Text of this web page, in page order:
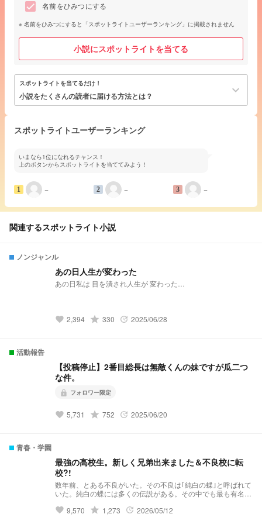
名前をひみつにする
名前をひみつにすると「スポットライトユーザーランキング」に掲載されません
小説にスポットライトを当てる
スポットライトを当てるだけ！
小説をたくさんの読者に届ける方法とは？ keyboard_arrow_down
スポットライトユーザーランキング
いまなら1位になれるチャンス！
上のボタンからスポットライトを当ててみよう！
1 − 2 − 3 −
関連するスポットライト小説
ノンジャンル
あの日人生が変わった
あの日私は 目を潰され人生が 変わった…
favorite 2,394 grade 330 update 2025/06/28
活動報告
【投稿停止】2番目総長は無敵くんの妹ですが瓜二つ
な件。
lock フォロワー限定
favorite 5,731 grade 752 update 2025/06/20
青春・学園
最強の高校生。新しく兄弟出来ました＆不良校に転
校?!
数年前、とある不良がいた。その不良は｢純白の蝶｣と呼ばれて
いた。純白の蝶には多くの伝説がある。その中でも最も有名な
良グループを1人で潰したという伝説だ。 そんな伝説を持って
favorite 9,570 grade 1,273 update 2026/05/12